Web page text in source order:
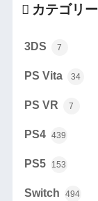
カテゴリー
3DS 7
PS Vita 34
PS VR 7
PS4 439
PS5 153
Switch 494